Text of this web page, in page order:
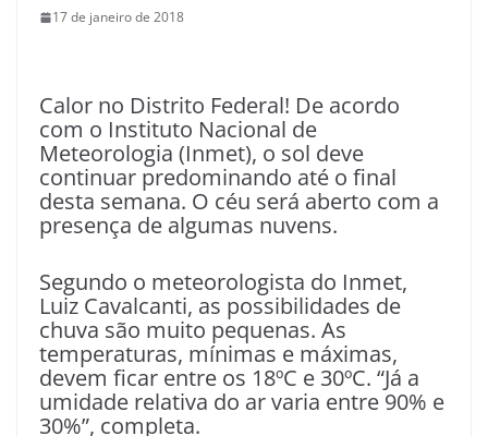
17 de janeiro de 2018
Calor no Distrito Federal! De acordo
com o Instituto Nacional de
Meteorologia (Inmet), o sol deve
continuar predominando até o final
desta semana. O céu será aberto com a
presença de algumas nuvens.
Segundo o meteorologista do Inmet,
Luiz Cavalcanti, as possibilidades de
chuva são muito pequenas. As
temperaturas, mínimas e máximas,
devem ficar entre os 18ºC e 30ºC. “Já a
umidade relativa do ar varia entre 90% e
30%”, completa.